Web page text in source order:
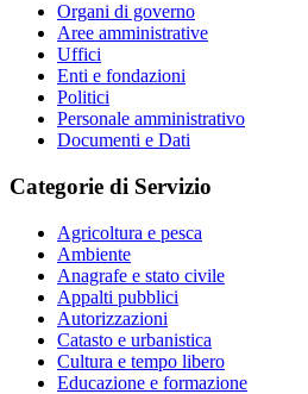
Organi di governo
Aree amministrative
Uffici
Enti e fondazioni
Politici
Personale amministrativo
Documenti e Dati
Categorie di Servizio
Agricoltura e pesca
Ambiente
Anagrafe e stato civile
Appalti pubblici
Autorizzazioni
Catasto e urbanistica
Cultura e tempo libero
Educazione e formazione